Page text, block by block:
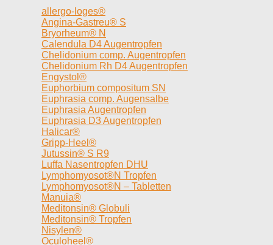
allergo-loges®
Angina-Gastreu® S
Bryorheum® N
Calendula D4 Augentropfen
Chelidonium comp. Augentropfen
Chelidonium Rh D4 Augentropfen
Engystol®
Euphorbium compositum SN
Euphrasia comp. Augensalbe
Euphrasia Augentropfen
Euphrasia D3 Augentropfen
Halicar®
Gripp-Heel®
Jutussin® S R9
Luffa Nasentropfen DHU
Lymphomyosot®N Tropfen
Lymphomyosot®N – Tabletten
Manuia®
Meditonsin® Globuli
Meditonsin® Tropfen
Nisylen®
Oculoheel®